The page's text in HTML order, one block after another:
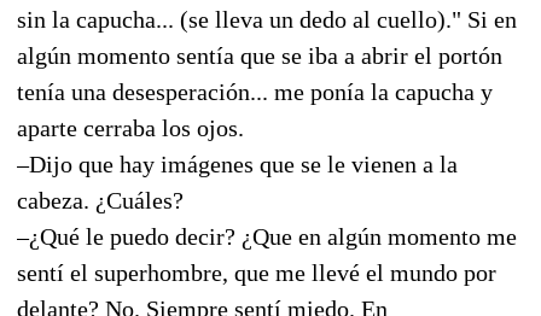
sin la capucha... (se lleva un dedo al cuello)." Si en
algún momento sentía que se iba a abrir el portón
tenía una desesperación... me ponía la capucha y
aparte cerraba los ojos.
–Dijo que hay imágenes que se le vienen a la
cabeza. ¿Cuáles?
–¿Qué le puedo decir? ¿Que en algún momento me
sentí el superhombre, que me llevé el mundo por
delante? No. Siempre sentí miedo. En